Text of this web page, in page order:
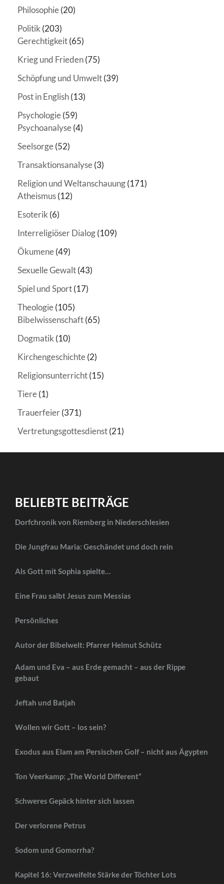
Philosophie(20)
Politik(203)
Gerechtigkeit(65)
Krieg und Frieden(75)
Schöpfung und Umwelt(39)
Post in English(13)
Psychologie(59)
Psychoanalyse(4)
Seelsorge(52)
Transaktionsanalyse(3)
Religion und Weltanschauung(171)
Atheismus(12)
Esoterik(6)
Interreligiöser Dialog(109)
Ökumene(49)
Sexuelle Gewalt(43)
Spiel und Sport(17)
Theologie(105)
Bibelwissenschaft(65)
Dogmatik(10)
Kirchengeschichte(2)
Religionsunterricht(15)
Tiere(1)
Trauerfeier(371)
Vertretungsgottesdienst(21)
BELIEBTE BEITRÄGE
Dorfchronik von Riemberg in Niederschlesien
Die Jungfrau Maria: Geschändet und doch rein
Als Gott mit Sophia spielte…
Eine Frau salbt Jesus zum Messias
Persönliches
Autor der Bibelwelt: Pfarrer Helmut Schütz
Adam und Eva – aus Erde gemacht – aus der Rippe
gebaut
Jeftah und Batjah
Wollen wir Gott – los sein?
Exodus aus Elam am Persischen Golf – nicht aus Ägypten
Ton Veerkamp: „The World Different“
Schweres Gepäck hinter sich lassen
Der verlorene Petrus
Sodom und Gomorrha?
Kapitel 16: Verzweifelte Stärke der Töchter Lots